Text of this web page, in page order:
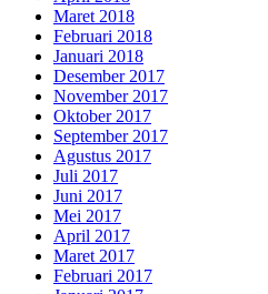
Maret 2018
Februari 2018
Januari 2018
Desember 2017
November 2017
Oktober 2017
September 2017
Agustus 2017
Juli 2017
Juni 2017
Mei 2017
April 2017
Maret 2017
Februari 2017